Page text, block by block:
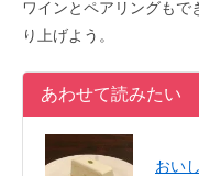
ワインとペアリングもで
り上げよう。
あわせて読みたい
おい